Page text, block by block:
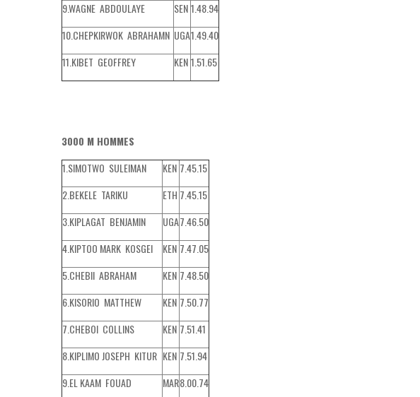
9.WAGNE ABDOULAYE
SEN1.48.94
10.CHEPKIRWOK ABRAHAMN UGA1.49.40
11.KIBET GEOFFREY
KEN1.51.65
3000 M HOMMES
1.SIMOTWO SULEIMAN
KEN 7.45.15
2.BEKELE TARIKU
ETH 7.45.15
3.KIPLAGAT BENJAMIN
UGA7.46.50
4.KIPTOO MARK KOSGEI
KEN 7.47.05
5.CHEBII ABRAHAM
KEN 7.48.50
6.KISORIO MATTHEW
KEN 7.50.77
7.CHEBOI COLLINS
KEN 7.51.41
8.KIPLIMO JOSEPH KITUR KEN 7.51.94
9.EL KAAM FOUAD
MAR8.00.74